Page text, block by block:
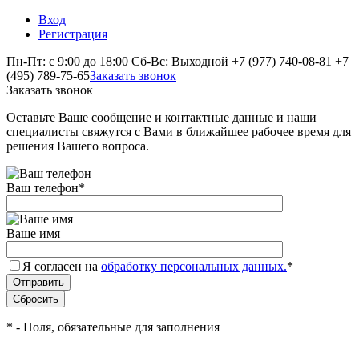
Вход
Регистрация
Пн-Пт: с 9:00 до 18:00 Сб-Вс: Выходной +7 (977) 740-08-81 +7
(495) 789-75-65Заказать звонок
Заказать звонок
Оставьте Ваше сообщение и контактные данные и наши
специалисты свяжутся с Вами в ближайшее рабочее время для
решения Вашего вопроса.
Ваш телефон*
Ваше имя
Я согласен на обработку персональных данных.*
* - Поля, обязательные для заполнения